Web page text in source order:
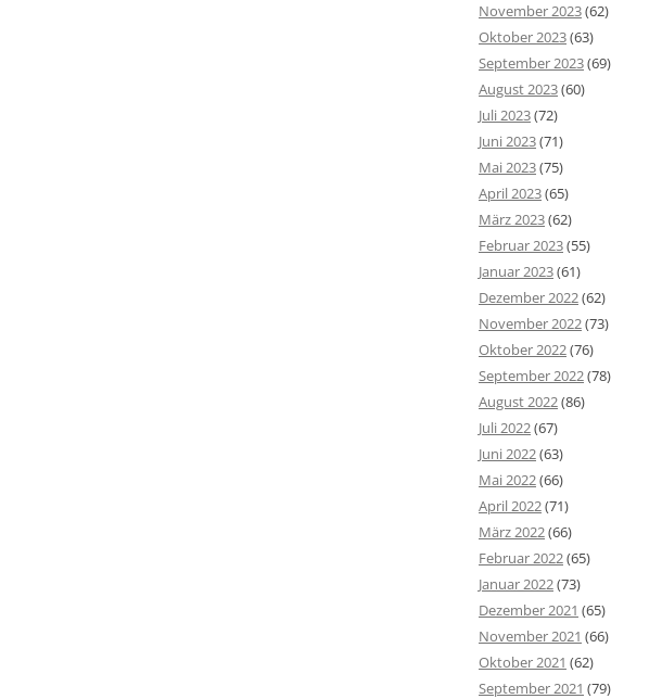
November 2023(62)
Oktober 2023(63)
September 2023(69)
August 2023(60)
Juli 2023(72)
Juni 2023(71)
Mai 2023(75)
April 2023(65)
März 2023(62)
Februar 2023(55)
Januar 2023(61)
Dezember 2022(62)
November 2022(73)
Oktober 2022(76)
September 2022(78)
August 2022(86)
Juli 2022(67)
Juni 2022(63)
Mai 2022(66)
April 2022(71)
März 2022(66)
Februar 2022(65)
Januar 2022(73)
Dezember 2021 (65)
November 2021 (66)
Oktober 2021 (62)
September 2021 (79)